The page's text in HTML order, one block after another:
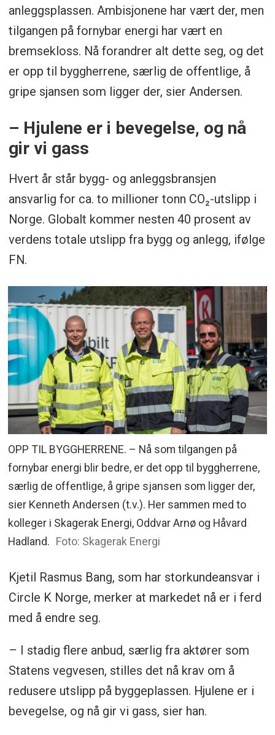
anleggsplassen. Ambisjonene har vært der, men
tilgangen på fornybar energi har vært en
bremsekloss. Nå forandrer alt dette seg, og det
er opp til byggherrene, særlig de offentlige, å
gripe sjansen som ligger der, sier Andersen.
– Hjulene er i bevegelse, og nå
gir vi gass
Hvert år står bygg- og anleggsbransjen
ansvarlig for ca. to millioner tonn CO₂-utslipp i
Norge. Globalt kommer nesten 40 prosent av
verdens totale utslipp fra bygg og anlegg, ifølge
FN.
OPP TIL BYGGHERRENE. – Nå som tilgangen på
fornybar energi blir bedre, er det opp til byggherrene,
særlig de offentlige, å gripe sjansen som ligger der,
sier Kenneth Andersen (t.v.). Her sammen med to
kolleger i Skagerak Energi, Oddvar Arnø og Håvard
Hadland. Foto: Skagerak Energi
Kjetil Rasmus Bang, som har storkundeansvar i
Circle K Norge, merker at markedet nå er i ferd
med å endre seg.
– I stadig flere anbud, særlig fra aktører som
Statens vegvesen, stilles det nå krav om å
redusere utslipp på byggeplassen. Hjulene er i
bevegelse, og nå gir vi gass, sier han.